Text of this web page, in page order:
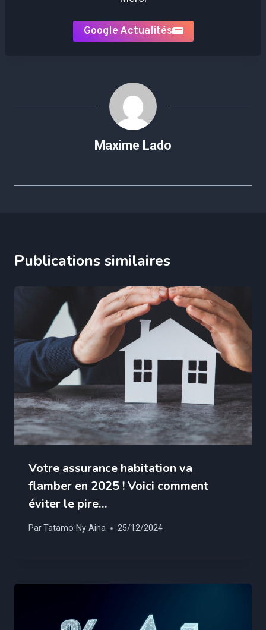
Google Actualités
Maxime Lado
Publications similaires
Votre assurance habitation va
flamber en 2025 ! Voici comment
éviter le pire…
ParTatamo Ny Aina 25/12/2024